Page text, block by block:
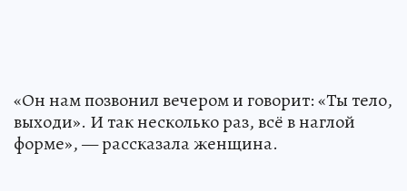
«Он нам позвонил вечером и говорит: «Ты тело,
выходи». И так несколько раз, всё в наглой
форме», — рассказала женщина.